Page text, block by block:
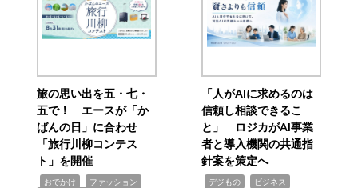
旅の思い出を五・七・
五で！ エースが「か
ばんの日」に合わせ
「旅行川柳コンテス
ト」を開催
おでかけ ファッション
「人がAIに求めるのは
信頼し相談できるこ
と」 ロジカがAI事業
者と導入機関の共通指
針案を策定へ
デジもの ビジネス